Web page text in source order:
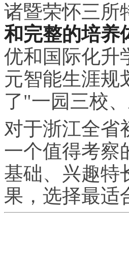
诸暨荣怀三所
和完整的培养
优和国际化升
元智能生涯规
了"一园三校
对于浙江全省
一个值得考察
基础、兴趣特
果，选择最适